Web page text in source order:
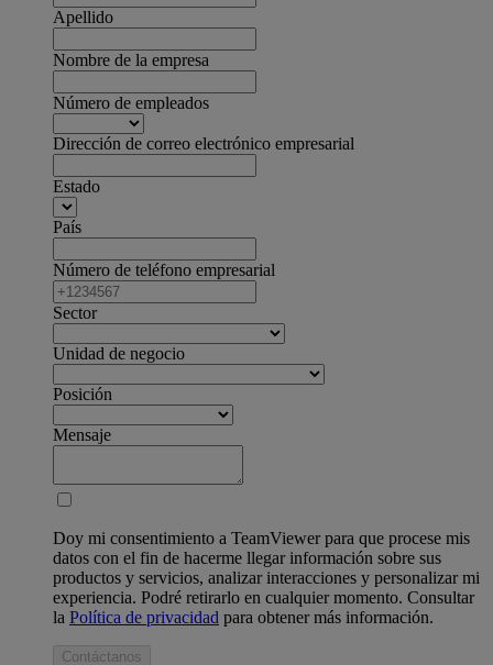
Apellido
Nombre de la empresa
Número de empleados
Dirección de correo electrónico empresarial
Estado
País
Número de teléfono empresarial
Sector
Unidad de negocio
Posición
Mensaje
Doy mi consentimiento a TeamViewer para que procese mis
datos con el fin de hacerme llegar información sobre sus
productos y servicios, analizar interacciones y personalizar mi
experiencia. Podré retirarlo en cualquier momento. Consultar
la Política de privacidad para obtener más información.
Contáctanos